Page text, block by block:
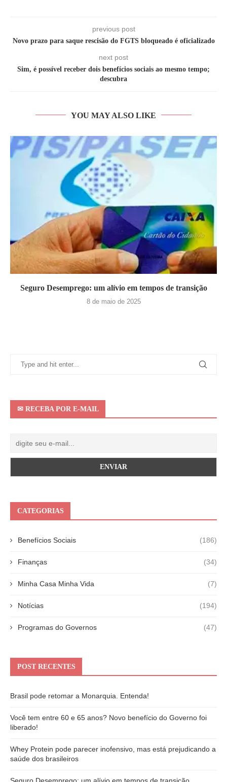
previous post
Novo prazo para saque rescisão do FGTS bloqueado é oficializado
next post
Sim, é possível receber dois benefícios sociais ao mesmo tempo;
descubra
YOU MAY ALSO LIKE
Seguro Desemprego: um alívio em tempos de transição
8 de maio de 2025
✉ RECEBA POR E-MAIL
CATEGORIAS
Benefícios Sociais (186)
Finanças (34)
Minha Casa Minha Vida (7)
Notícias (194)
Programas do Governos (47)
POST RECENTES
Brasil pode retomar a Monarquia. Entenda!
Você tem entre 60 e 65 anos? Novo benefício do Governo foi
liberado!
Whey Protein pode parecer inofensivo, mas está prejudicando a
saúde dos brasileiros